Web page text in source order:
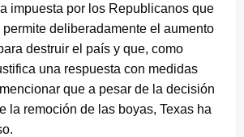
impuesta por los Republicanos que
deliberadamente el aumento
destruir el país y que, como
una respuesta con medidas
que a pesar de la decisión
la remoción de las boyas, Texas ha